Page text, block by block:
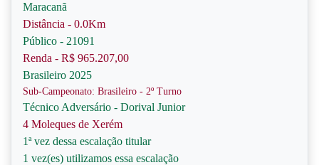
Maracanã
Distância - 0.0Km
Público - 21091
Renda - R$ 965.207,00
Brasileiro 2025
Sub-Campeonato: Brasileiro - 2º Turno
Técnico Adversário - Dorival Junior
4 Moleques de Xerém
1ª vez dessa escalação titular
1 vez(es) utilizamos essa escalação